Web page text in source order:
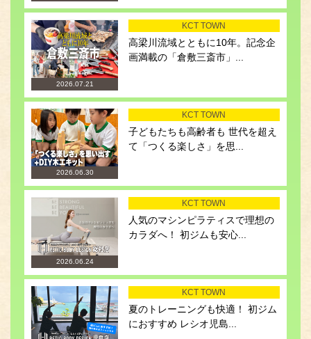
2026.07.21
KCT TOWN
高梁川流域とともに10年。記念企
画満載の「倉敷三斎市」...
2026.06.30
KCT TOWN
子どもたちも高齢者も 世代を超え
て「つくる楽しさ」を思...
2026.06.24
KCT TOWN
人気のマシンピラティスで理想の
カラダへ！ 初ジムも安心...
KCT TOWN
夏のトレーニングも快適！ 初ジム
におすすめ レシオ児島...